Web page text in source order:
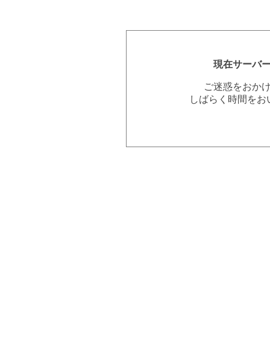
現在サーバ
ご迷惑をおか
しばらく時間を